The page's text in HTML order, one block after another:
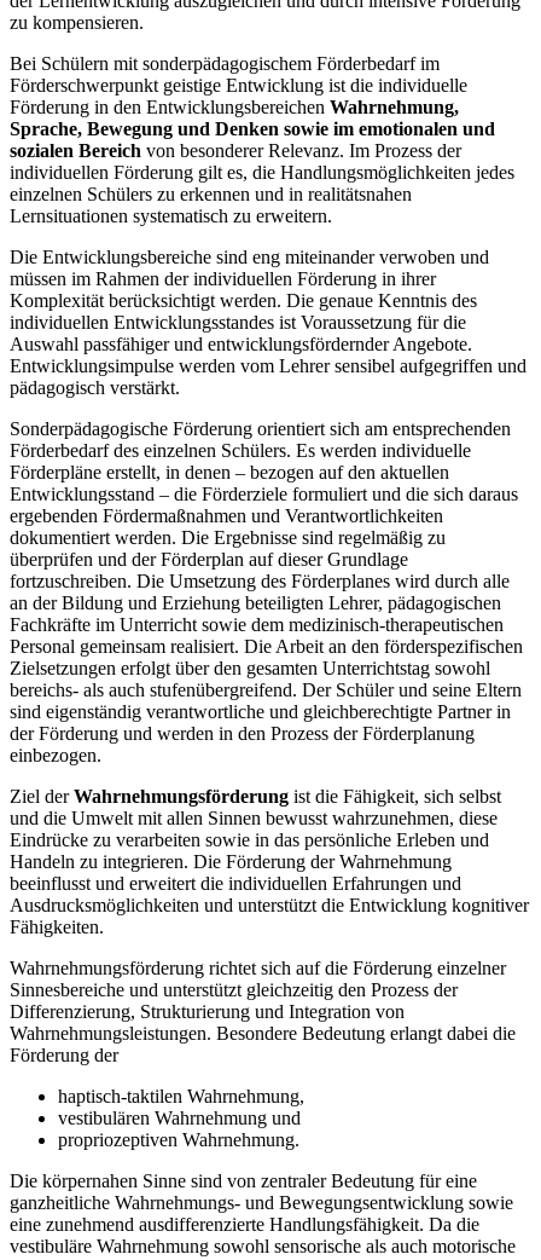
zu kompensieren.
Bei Schülern mit sonderpädagogischem Förderbedarf im
Förderschwerpunkt geistige Entwicklung ist die individuelle
Förderung in den Entwicklungsbereichen Wahrnehmung,
Sprache, Bewegung und Denken sowie im emotionalen und
sozialen Bereich von besonderer Relevanz. Im Prozess der
individuellen Förderung gilt es, die Handlungsmöglichkeiten jedes
einzelnen Schülers zu erkennen und in realitätsnahen
Lernsituationen systematisch zu erweitern.
Die Entwicklungsbereiche sind eng miteinander verwoben und
müssen im Rahmen der individuellen Förderung in ihrer
Komplexität berücksichtigt werden. Die genaue Kenntnis des
individuellen Entwicklungsstandes ist Voraussetzung für die
Auswahl passfähiger und entwicklungsfördernder Angebote.
Entwicklungsimpulse werden vom Lehrer sensibel aufgegriffen und
pädagogisch verstärkt.
Sonderpädagogische Förderung orientiert sich am entsprechenden
Förderbedarf des einzelnen Schülers. Es werden individuelle
Förderpläne erstellt, in denen – bezogen auf den aktuellen
Entwicklungsstand – die Förderziele formuliert und die sich daraus
ergebenden Fördermaßnahmen und Verantwortlichkeiten
dokumentiert werden. Die Ergebnisse sind regelmäßig zu
überprüfen und der Förderplan auf dieser Grundlage
fortzuschreiben. Die Umsetzung des Förderplanes wird durch alle
an der Bildung und Erziehung beteiligten Lehrer, pädagogischen
Fachkräfte im Unterricht sowie dem medizinisch-therapeutischen
Personal gemeinsam realisiert. Die Arbeit an den förderspezifischen
Zielsetzungen erfolgt über den gesamten Unterrichtstag sowohl
bereichs- als auch stufenübergreifend. Der Schüler und seine Eltern
sind eigenständig verantwortliche und gleichberechtigte Partner in
der Förderung und werden in den Prozess der Förderplanung
einbezogen.
Ziel derWahrnehmungsförderung ist die Fähigkeit, sich selbst
und die Umwelt mit allen Sinnen bewusst wahrzunehmen, diese
Eindrücke zu verarbeiten sowie in das persönliche Erleben und
Handeln zu integrieren. Die Förderung der Wahrnehmung
beeinflusst und erweitert die individuellen Erfahrungen und
Ausdrucksmöglichkeiten und unterstützt die Entwicklung kognitiver
Fähigkeiten.
Wahrnehmungsförderung richtet sich auf die Förderung einzelner
Sinnesbereiche und unterstützt gleichzeitig den Prozess der
Differenzierung, Strukturierung und Integration von
Wahrnehmungsleistungen. Besondere Bedeutung erlangt dabei die
Förderung der
haptisch-taktilen Wahrnehmung,
vestibulären Wahrnehmung und
propriozeptiven Wahrnehmung.
Die körpernahen Sinne sind von zentraler Bedeutung für eine
ganzheitliche Wahrnehmungs- und Bewegungsentwicklung sowie
eine zunehmend ausdifferenzierte Handlungsfähigkeit. Da die
vestibuläre Wahrnehmung sowohl sensorische als auch motorische